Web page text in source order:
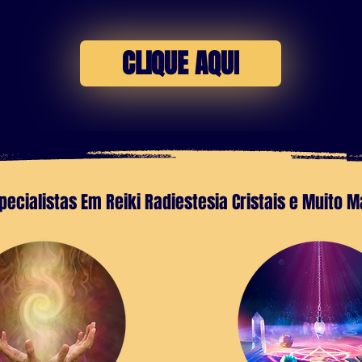
CLIQUE AQUI
Em Reiki Radiestesia Cristais e Muito